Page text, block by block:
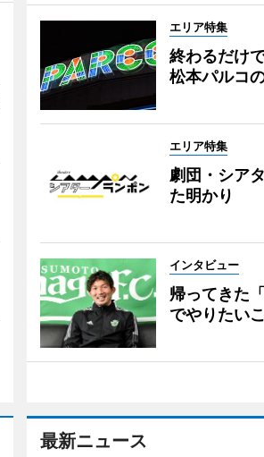
エリア特集
終わるだけ
松本パルコ
エリア特集
劇団・シア
た明かり
インタビュー
帰ってきた
でやりたい
最新ニュース